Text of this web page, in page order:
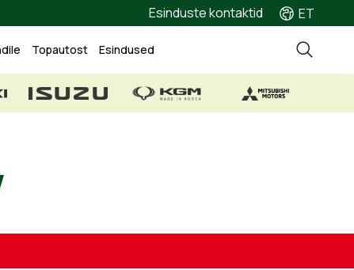
Esinduste kontaktid ET
Topautost Esindused